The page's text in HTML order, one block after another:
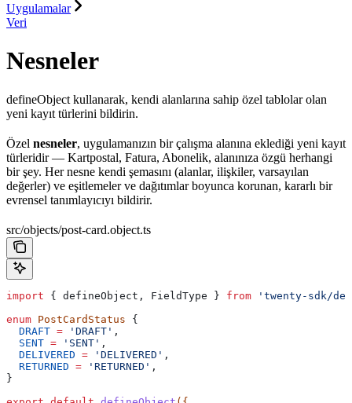
Uygulamalar
Veri
Nesneler
defineObject kullanarak, kendi alanlarına sahip özel tablolar olan
yeni kayıt türlerini bildirin.
Özel nesneler, uygulamanızın bir çalışma alanına eklediği yeni kayıt
türleridir — Kartpostal, Fatura, Abonelik, alanınıza özgü herhangi
bir şey. Her nesne kendi şemasını (alanlar, ilişkiler, varsayılan
değerler) ve eşitlemeler ve dağıtımlar boyunca korunan, kararlı bir
evrensel tanımlayıcıyı bildirir.
src/objects/post-card.object.ts
import { defineObject , FieldType } from 'twenty-sdk/
enum PostCardStatus {
  DRAFT
= 'DRAFT' ,
  SENT
= 'SENT' ,
  DELIVERED
= 'DELIVERED' ,
  RETURNED
= 'RETURNED' ,
}